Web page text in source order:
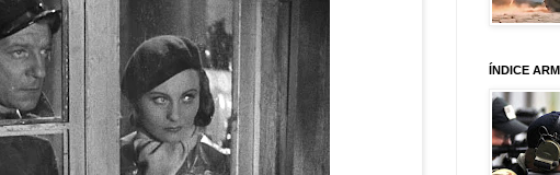
ÍNDICE